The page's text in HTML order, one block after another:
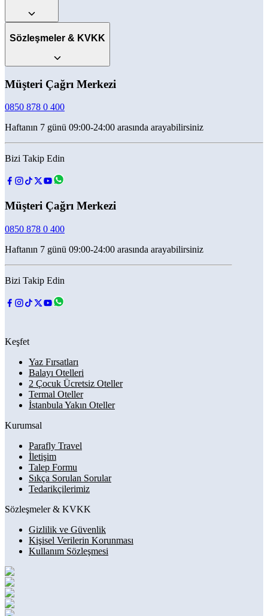
Sözleşmeler & KVKK
Müşteri Çağrı Merkezi
0850 878 0 400
Haftanın 7 günü 09:00-24:00 arasında arayabilirsiniz
Bizi Takip Edin
Müşteri Çağrı Merkezi
0850 878 0 400
Haftanın 7 günü 09:00-24:00 arasında arayabilirsiniz
Bizi Takip Edin
Keşfet
Yaz Fırsatları
Balayı Otelleri
2 Çocuk Ücretsiz Oteller
Termal Oteller
İstanbula Yakın Oteller
Kurumsal
Parafly Travel
İletişim
Talep Formu
Sıkça Sorulan Sorular
Tedarikçilerimiz
Sözleşmeler & KVKK
Gizlilik ve Güvenlik
Kişisel Verilerin Korunması
Kullanım Sözleşmesi